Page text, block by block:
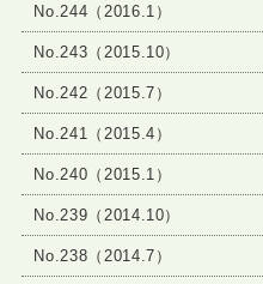
No.244（2016.1）
No.243（2015.10）
No.242（2015.7）
No.241（2015.4）
No.240（2015.1）
No.239（2014.10）
No.238（2014.7）